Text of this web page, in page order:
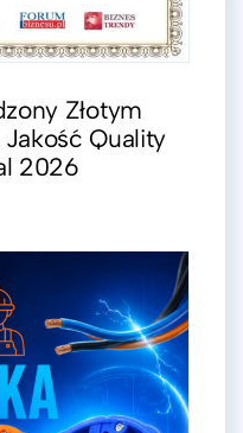
Złotym
Jakość Quality
2026